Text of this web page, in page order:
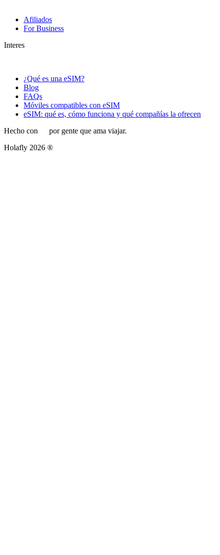
Afiliados
For Business
Interes
¿Qué es una eSIM?
Blog
FAQs
Móviles compatibles con eSIM
eSIM: qué es, cómo funciona y qué compañías la ofrecen
Hecho con
por gente que ama viajar.
Holafly 2026 ®